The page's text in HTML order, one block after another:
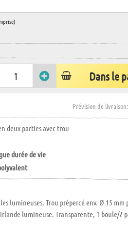
Dans le
Prévision de livraison:
deux parties avec trou
durée de vie
lumineuses. Trou prépercé env. Ø 15
lumineuse. Transparente, 1 boule/2